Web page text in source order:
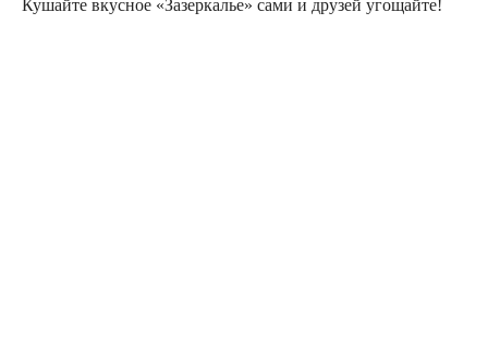
Кушайте вкусное «Зазеркалье» сами и друзей угощайте!